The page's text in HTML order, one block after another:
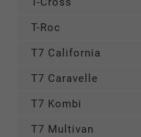
T-Roc
T7 California
T7 Caravelle
T7 Kombi
T7 Multivan